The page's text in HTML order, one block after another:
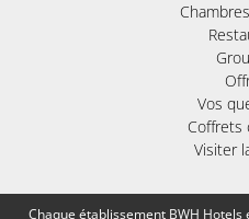
Vos
Coffrets
Visiter
Chaque établissement BWH